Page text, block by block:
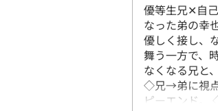
優等生兄✕自
なった弟の幸
優しく接し、
舞う一方で、
なくなる兄と
◇兄→弟に視点
ピーエンド。